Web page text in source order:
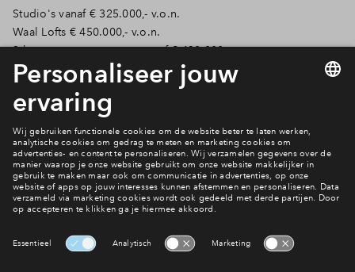
Studio's vanaf € 325.000,- v.o.n.
Waal Lofts € 450.000,- v.o.n.
3-kamer appartementen vanaf € 430.000,- v.o.n.
4-kamer appartementen vanaf € 695.000,- v.o.n.
Superior appartementen vanaf € 1.200.000,- v.o.n.
Contact
Interesse? Meld je dan snel aan